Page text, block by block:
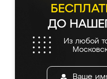
ДО
Из любой